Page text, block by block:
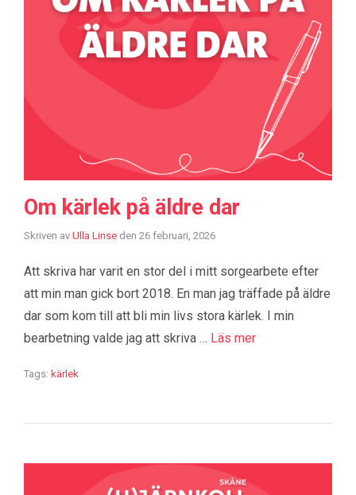
Om kärlek på äldre dar
Skriven av Ulla Linse den 26 februari, 2026
Att skriva har varit en stor del i mitt sorgearbete efter
att min man gick bort 2018. En man jag träffade på äldre
dar som kom till att bli min livs stora kärlek. I min
bearbetning valde jag att skriva … Läs mer
Tags: kärlek